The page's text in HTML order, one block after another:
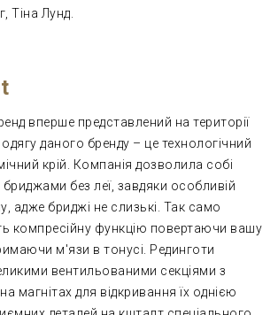
Тіна Лунд.
вперше представлений на території
даного бренду – це технологічний
крій. Компанія дозволила собі
без леї, завдяки особливій
адже бриджі не слизькі. Так само
компресійну функцію повертаючи вашу
м'язи в тонусі. Рединготи
вентильованими секціями з
магнітах для відкривання їх однією